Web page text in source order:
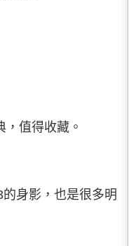
值得收藏。
身影，也是很多明